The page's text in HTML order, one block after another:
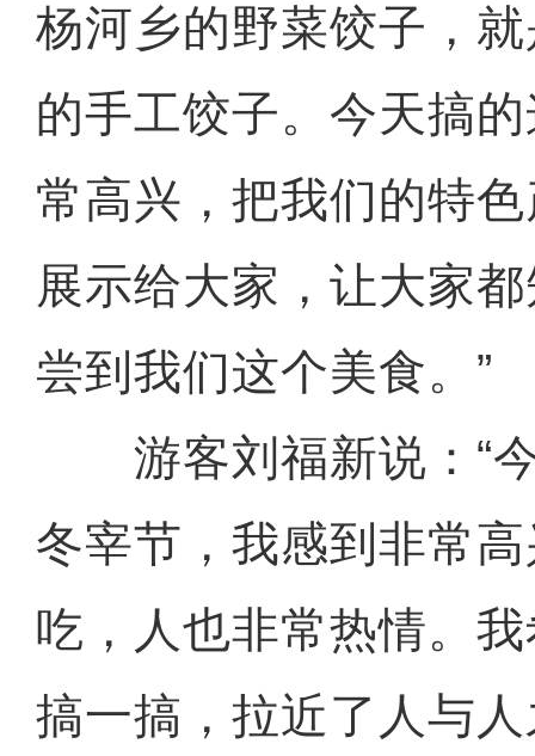
杨河乡的野菜饺子，
的手工饺子。今天搞
常高兴，把我们的特
展示给大家，让大家
尝到我们这个美食。”
游客刘福新说：“今
冬宰节，我感到非常
吃，人也非常热情。
搞一搞，拉近了人与